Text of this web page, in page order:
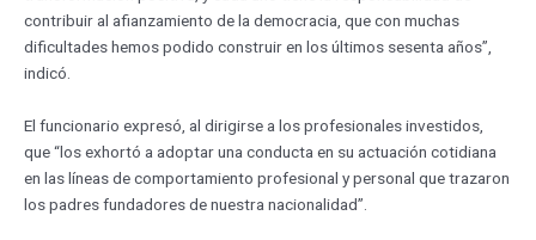
contribuir al afianzamiento de la democracia, que con muchas
dificultades hemos podido construir en los últimos sesenta años”,
indicó.
El funcionario expresó, al dirigirse a los profesionales investidos,
que “los exhortó a adoptar una conducta en su actuación cotidiana
en las líneas de comportamiento profesional y personal que trazaron
los padres fundadores de nuestra nacionalidad”.